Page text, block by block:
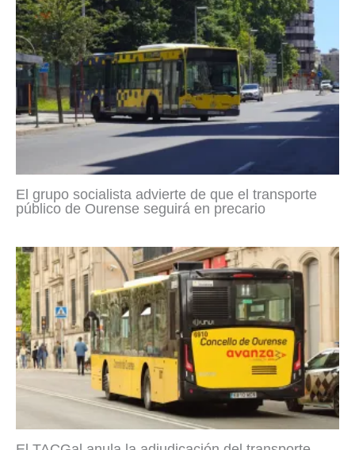
El grupo socialista advierte de que el transporte
público de Ourense seguirá en precario